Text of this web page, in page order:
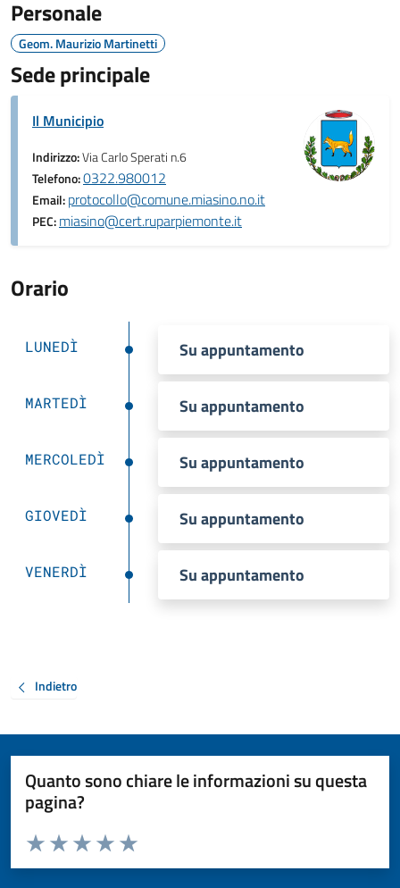
Personale
Geom. Maurizio Martinetti
Sede principale
Il Municipio
Indirizzo:Via Carlo Sperati n.6
Telefono:0322.980012
Email:protocollo@comune.miasino.no.it
PEC:miasino@cert.ruparpiemonte.it
Orario
LUNEDÌ Su appuntamento
MARTEDÌ Su appuntamento
MERCOLEDÌ Su appuntamento
GIOVEDÌ Su appuntamento
VENERDÌ Su appuntamento
Indietro
Quanto sono chiare le informazioni su questa
pagina?
Valuta da 1 a 5 stelle la pagina
Valuta 5 stelle su 5
Valuta 4 stelle su 5
Valuta 3 stelle su 5
Valuta 2 stelle su 5
Valuta 1 stelle su 5